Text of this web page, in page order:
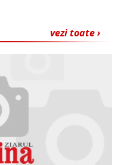
vezi toate ›